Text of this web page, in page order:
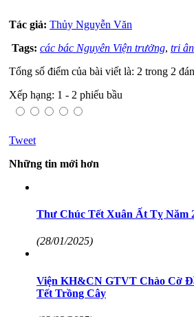
Tác giả: Thủy Nguyễn Văn
Tags: các bác Nguyên Viện trưởng, tri ân
Tổng số điểm của bài viết là: 2 trong 2
Xếp hạng: 1 - 2 phiếu bầu
Tweet
Những tin mới hơn
Thư Chúc Tết Xuân Ất Tỵ Năm
(28/01/2025)
Viện KH&CN GTVT Chào Cờ
Tết Trồng Cây